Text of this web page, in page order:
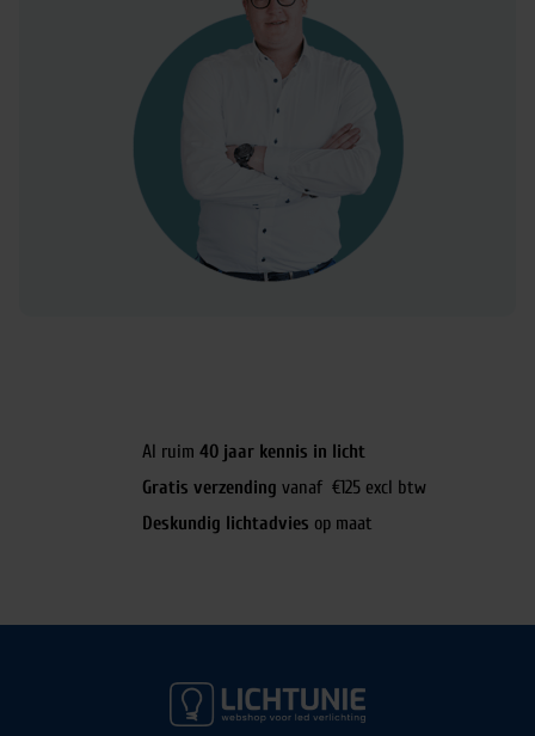
Al ruim 40 jaar kennis in licht
Gratis verzending vanaf €125 excl btw
Deskundig lichtadvies op maat